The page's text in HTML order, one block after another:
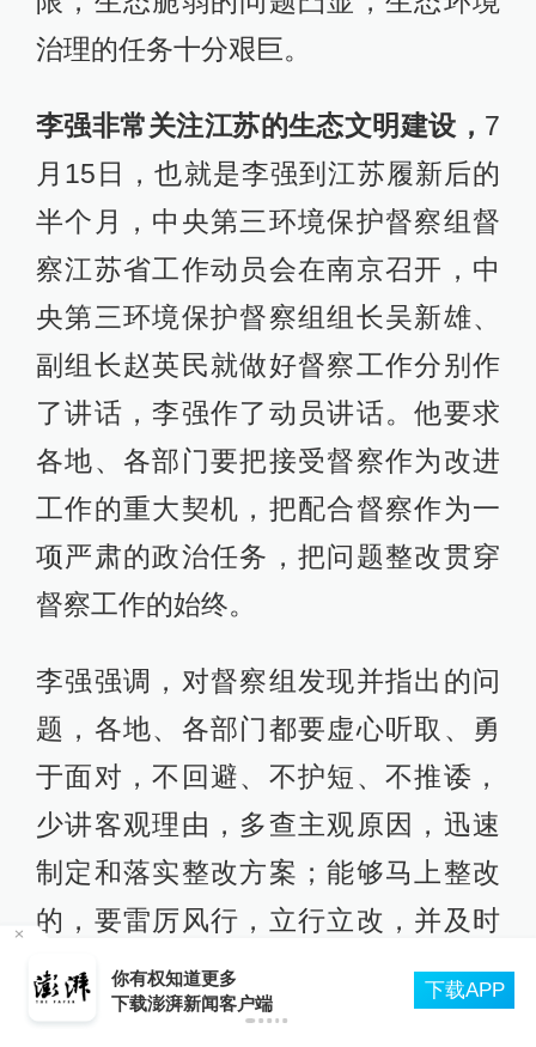
于面对，不回避、不护短、不推诿，
少讲客观理由，多查主观原因，迅速
制定和落实整改方案；能够马上整改
的，要雷厉风行，立行立改，并及时
报告；对环境污染问题突出的地方，
该通报的通报，该约谈的约谈，该追
责的追责。全省要进一步健全环境保
护长效机制，着力提升环境保护整体
水平，以这次环保督察为动力，推动
环境保护工作迈上新台阶，让江苏大
地天更蓝、山更绿、水更清。
李强在江苏各地调研时，也反复强调
要保护好优美环境、发挥好生态优
势。
在南京江北新区调研时，他强调要高
度重视生态保护，凸显新区的生态优
势。在宿迁徐州调研时，李强要求当
地倍加珍惜生态资源，提高产业进入
门槛，坚持高起点高标准，让生态优
势发挥更强竞争力。在镇江扬州调研
时，李强特别提醒当地干部，要切实
你有权知道更多
下载澎湃新闻客户端
下载APP